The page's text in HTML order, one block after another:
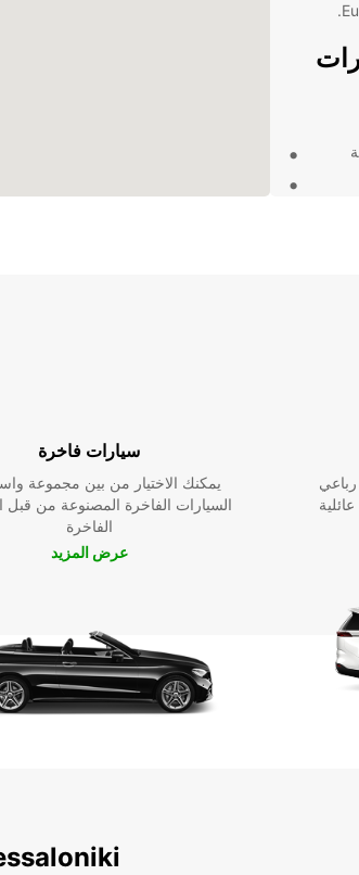
سيارات فاخرة
يمكنك الاختيار من بين مجموعة
السيارات الفاخرة المصنوعة من قبل
الفاخرة
عرض المزيد